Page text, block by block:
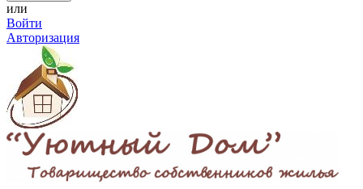
или
Войти
Авторизация